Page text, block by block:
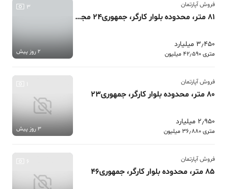
فروش آپارتمان
81 متر، محدوده بلوار کارگر، جمهوری24 مجتمع ارتش
3٫450 میلیارد
متری 42٫590 میلیون
3
2 روز پیش
فروش آپارتمان
80 متر، محدوده بلوار کارگر، جمهوری23
2٫950 میلیارد
متری 36٫880 میلیون 3 روز پیش
فروش آپارتمان
85 متر، محدوده بلوار کارگر، جمهوری46
6